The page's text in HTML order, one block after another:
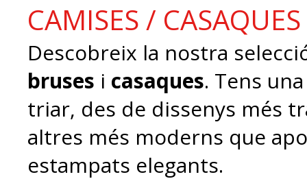
CAMISES / CASAQUES
Descobreix la nostra
bruses i casaques. Tens
triar, des de dissenys més
altres més moderns que
estampats elegants.